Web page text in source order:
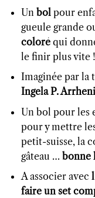
Un bol pour
gueule grande
coloré qui
le finir plus vite !
Imaginée par la
Ingela P.
Un bol pour les
pour y mettre
petit-suisse, la
gâteau … bonne
A associer avec
faire un set